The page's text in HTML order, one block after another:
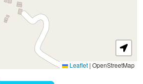
Leaflet | OpenStreetMap